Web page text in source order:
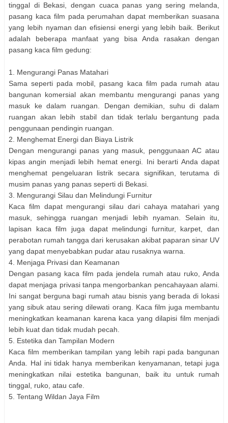
tinggal di Bekasi, dengan cuaca panas yang sering melanda,
pasang kaca film pada perumahan dapat memberikan suasana
yang lebih nyaman dan efisiensi energi yang lebih baik. Berikut
adalah beberapa manfaat yang bisa Anda rasakan dengan
pasang kaca film gedung:
1. Mengurangi Panas Matahari
Sama seperti pada mobil, pasang kaca film pada rumah atau
bangunan komersial akan membantu mengurangi panas yang
masuk ke dalam ruangan. Dengan demikian, suhu di dalam
ruangan akan lebih stabil dan tidak terlalu bergantung pada
penggunaan pendingin ruangan.
2. Menghemat Energi dan Biaya Listrik
Dengan mengurangi panas yang masuk, penggunaan AC atau
kipas angin menjadi lebih hemat energi. Ini berarti Anda dapat
menghemat pengeluaran listrik secara signifikan, terutama di
musim panas yang panas seperti di Bekasi.
3. Mengurangi Silau dan Melindungi Furnitur
Kaca film dapat mengurangi silau dari cahaya matahari yang
masuk, sehingga ruangan menjadi lebih nyaman. Selain itu,
lapisan kaca film juga dapat melindungi furnitur, karpet, dan
perabotan rumah tangga dari kerusakan akibat paparan sinar UV
yang dapat menyebabkan pudar atau rusaknya warna.
4. Menjaga Privasi dan Keamanan
Dengan pasang kaca film pada jendela rumah atau ruko, Anda
dapat menjaga privasi tanpa mengorbankan pencahayaan alami.
Ini sangat berguna bagi rumah atau bisnis yang berada di lokasi
yang sibuk atau sering dilewati orang. Kaca film juga membantu
meningkatkan keamanan karena kaca yang dilapisi film menjadi
lebih kuat dan tidak mudah pecah.
5. Estetika dan Tampilan Modern
Kaca film memberikan tampilan yang lebih rapi pada bangunan
Anda. Hal ini tidak hanya memberikan kenyamanan, tetapi juga
meningkatkan nilai estetika bangunan, baik itu untuk rumah
tinggal, ruko, atau cafe.
5. Tentang Wildan Jaya Film